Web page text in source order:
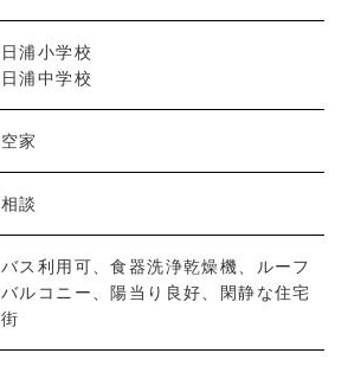
日浦小学校
日浦中学校
空家
相談
バス利用可、食器洗浄乾燥機、ルーフ
バルコニー、陽当り良好、閑静な住宅
街